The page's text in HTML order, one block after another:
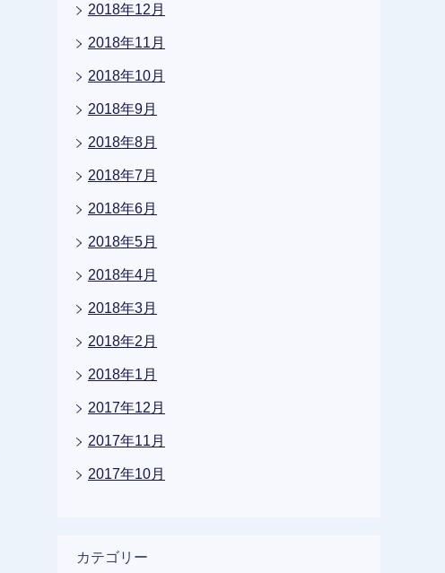
2018年12月
2018年11月
2018年10月
2018年9月
2018年8月
2018年7月
2018年6月
2018年5月
2018年4月
2018年3月
2018年2月
2018年1月
2017年12月
2017年11月
2017年10月
カテゴリー